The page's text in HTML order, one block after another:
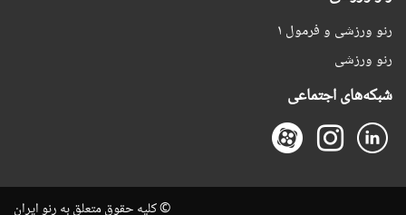
رنو ورزشی و فرمول ۱
رنو ورزشی
شبکه‌های اجتماعی
© کلیه حقوق متعلق به رنو ایران